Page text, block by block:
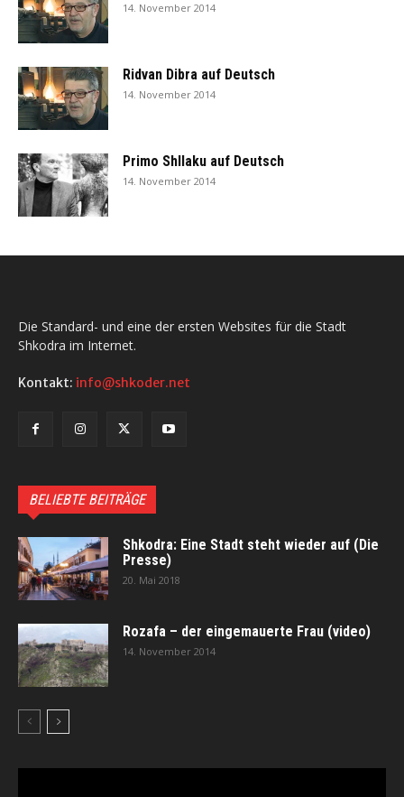
14. November 2014
Ridvan Dibra auf Deutsch
14. November 2014
Primo Shllaku auf Deutsch
14. November 2014
Die Standard- und eine der ersten Websites für die Stadt
Shkodra im Internet.
Kontakt: info@shkoder.net
BELIEBTE BEITRÄGE
Shkodra: Eine Stadt steht wieder auf (Die
Presse)
20. Mai 2018
Rozafa – der eingemauerte Frau (video)
14. November 2014